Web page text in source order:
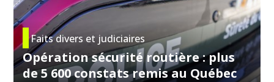
Faits divers et judiciaires
Opération sécurité routière : plus
de 5 600 constats remis au Québec